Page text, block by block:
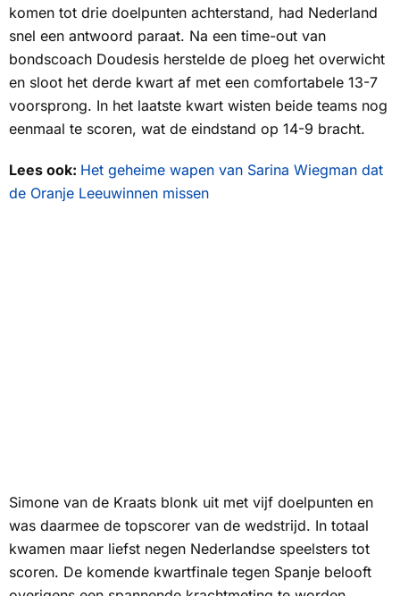
komen tot drie doelpunten achterstand, had Nederland
snel een antwoord paraat. Na een time-out van
bondscoach Doudesis herstelde de ploeg het overwicht
en sloot het derde kwart af met een comfortabele 13-7
voorsprong. In het laatste kwart wisten beide teams nog
eenmaal te scoren, wat de eindstand op 14-9 bracht.
Lees ook: Het geheime wapen van Sarina Wiegman dat
de Oranje Leeuwinnen missen
Simone van de Kraats blonk uit met vijf doelpunten en
was daarmee de topscorer van de wedstrijd. In totaal
kwamen maar liefst negen Nederlandse speelsters tot
scoren. De komende kwartfinale tegen Spanje belooft